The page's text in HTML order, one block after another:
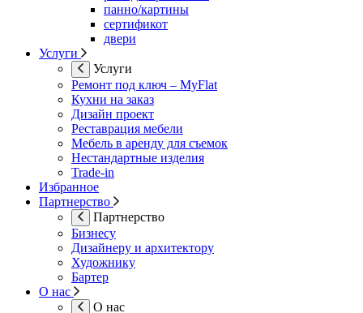
панно/картины
сертификот
двери
Услуги
Услуги
Ремонт под ключ – MyFlat
Кухни на заказ
Дизайн проект
Реставрация мебели
Мебель в аренду для съемок
Нестандартные изделия
Trade-in
Избранное
Партнерство
Партнерство
Бизнесу
Дизайнеру и архитектору
Художнику
Бартер
О нас
О нас